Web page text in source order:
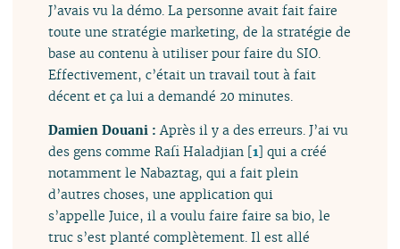
J’avais vu la démo. La personne avait fait faire
toute une stratégie marketing, de la stratégie de
base au contenu à utiliser pour faire du SIO.
Effectivement, c’était un travail tout à fait
décent et ça lui a demandé 20 minutes.
Damien Douani :Après il y a des erreurs. J’ai vu
des gens comme Rafi Haladjian [1] qui a créé
notamment le Nabaztag, qui a fait plein
d’autres choses, une application qui
s’appelle Juice, il a voulu faire faire sa bio, le
truc s’est planté complètement. Il est allé